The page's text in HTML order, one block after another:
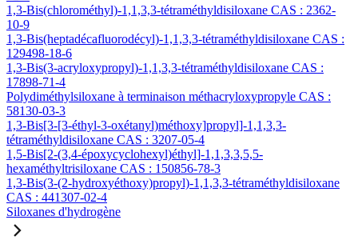
1,3-Bis(chlorométhyl)-1,1,3,3-tétraméthyldisiloxane CAS : 2362-
10-9
1,3-Bis(heptadécafluorodécyl)-1,1,3,3-tétraméthyldisiloxane CAS :
129498-18-6
1,3-Bis(3-acryloxypropyl)-1,1,3,3-tétraméthyldisiloxane CAS :
17898-71-4
Polydiméthylsiloxane à terminaison méthacryloxypropyle CAS :
58130-03-3
1,3-Bis[3-[3-éthyl-3-oxétanyl)méthoxy]propyl]-1,1,3,3-
tétraméthyldisiloxane CAS : 3207-05-4
1,5-Bis[2-(3,4-époxycyclohexyl)éthyl]-1,1,3,3,5,5-
hexaméthyltrisiloxane CAS : 150856-78-3
1,3-Bis(3-(2-hydroxyéthoxy)propyl)-1,1,3,3-tétraméthyldisiloxane
CAS : 441307-02-4
Siloxanes d'hydrogène